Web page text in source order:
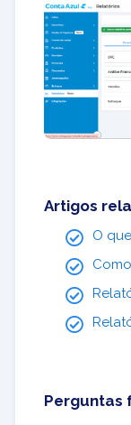
Artigos
O
Perguntas